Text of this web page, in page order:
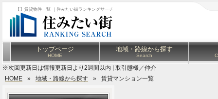
【】賃貸物件一覧 ｜住みたい街ランキングサーチ
トップページ
HOME
地域・路線から探す
Search
※次回更新日は情報更新日より2週間以内 | 取引態様／仲介
HOME
» 地域・路線から探す » 賃貸マンション一覧